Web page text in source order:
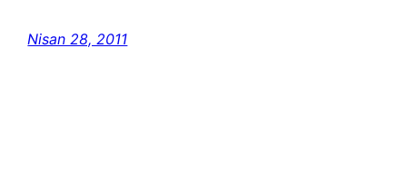
Nisan 28, 2011